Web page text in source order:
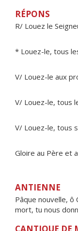
RÉPONS
R/ Louez le
* Louez-le, tous
V/ Louez-le aux
V/ Louez-le, tous
V/ Louez-le, tous
Gloire au Père et
ANTIENNE
Pâque nouvelle, ô
mort, tu nous